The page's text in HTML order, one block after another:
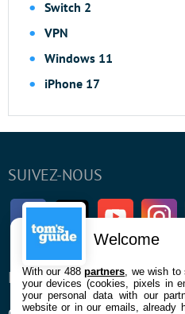
Switch 2
VPN
Windows 11
iPhone 17
SUIVEZ-NOUS
FacebookTwitter Youtube
ENTREPRISE
Welcome
With our 488partners , we wish
your devices (cookies, pixels in
your personal data with our
website or in our emails, already